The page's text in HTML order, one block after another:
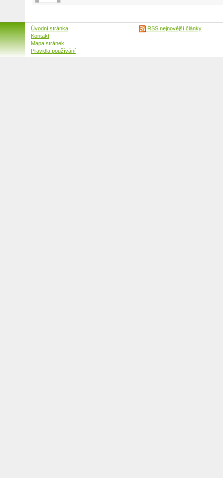
Úvodní stránka
Kontakt
Mapa stránek
Pravidla používání
RSS nejnovější články